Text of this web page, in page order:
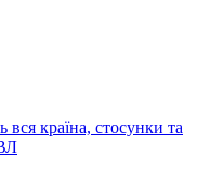
країна, стосунки та